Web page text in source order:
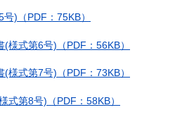
)（PDF：75KB）
様式第6号)（PDF：56KB）
様式第7号)（PDF：73KB）
式第8号)（PDF：58KB）